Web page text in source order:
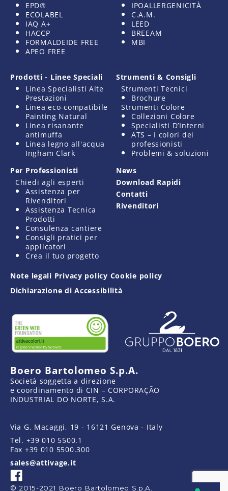
Boero Bartolomeo S.p.A.
Società soggetta a direzione
e coordinamento di CIN – CORPORAÇÃO
INDUSTRIAL DO NORTE, S.A.
Via G. Macaggi, 19 - 16121 Genova - Italy
Tel. +39 010 5500.1
Fax +39 010 5500.300
sales@attivage.it
© 2015-2021 Boero Bartolomeo S.p.A.
EPD®
ECOLABEL
IAQ A+
HACCP
FORMALDEIDE FREE
APEO FREE
IPOALLERGENICITÀ
C.A.M.
LEED
BREEAM
MBI
Prodotti - Linee Speciali
Linea Specialisti Alte
Prestazioni
Linea eco-compatibile
Painting Natural
Linea risanante
antimuffa
Linea legno all'acqua
Ingham Clark
Strumenti & Consigli
Strumenti Tecnici
Brochure
Strumenti Colore
Collezioni Colore
Specialisti D’Interni
ATS – I colori dei
professionisti
Problemi & soluzioni
Per Professionisti
Chiedi agli esperti
Assistenza per
Rivenditori
Assistenza Tecnica
Prodotti
Consulenza cantiere
Consigli pratici per
applicatori
Crea il tuo progetto
News
Download Rapidi
Contatti
Rivenditori
Note legali Privacy policy Cookie policy
Dichiarazione di Accessibilità